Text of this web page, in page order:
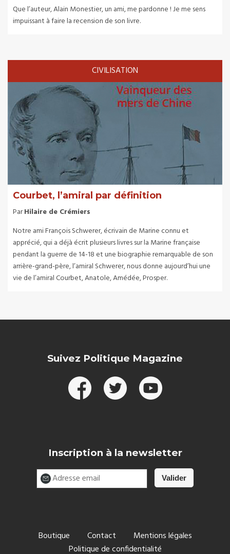
Que l’auteur, Alain Monestier, un ami, me pardonne ! Je me sens
impuissant à faire la recension de son livre.
CIVILISATION
Courbet, l’amiral par définition
ParHilaire de Crémiers
Notre ami François Schwerer, écrivain de Marine connu et
apprécié, qui a déjà écrit plusieurs livres sur la Marine française
pendant la guerre de 14-18 et une biographie remarquable de son
arrière-grand-père, l’amiral Schwerer, nous donne aujourd’hui une
vie de l’amiral Courbet, Anatole, Amédée, Prosper.
Suivez Politique Magazine
Inscription à la newsletter
Boutique Contact
Mentions légales
Politique de confidentialité